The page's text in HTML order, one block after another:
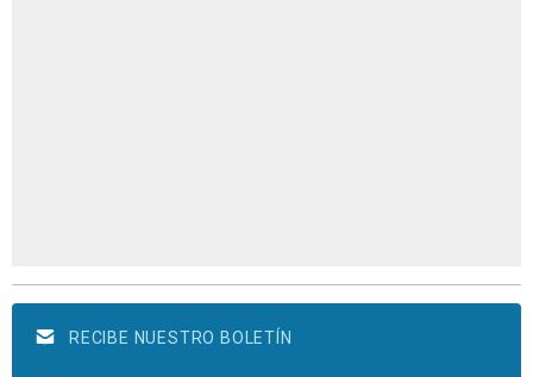
RECIBE NUESTRO BOLETÍN